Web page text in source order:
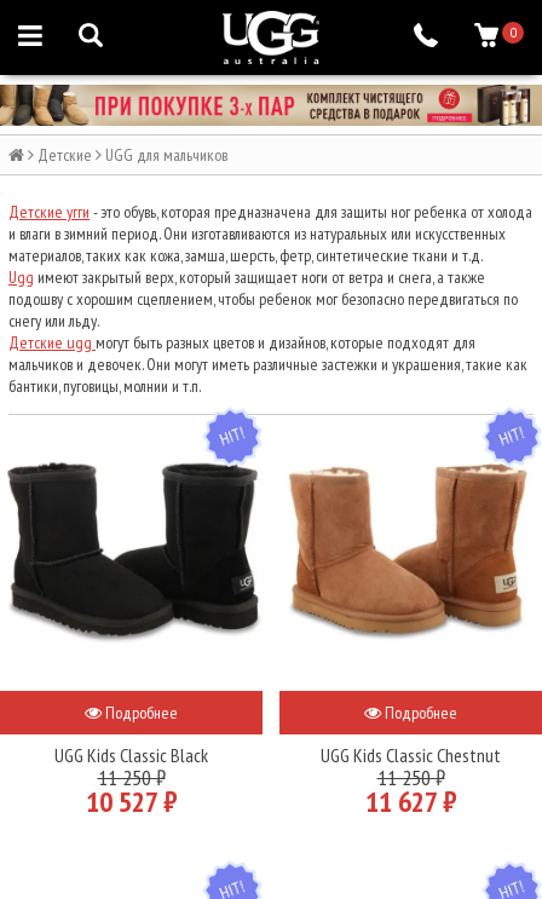
0
Детские UGG для мальчиков
Детские угги - это обувь, которая предназначена для защиты ног ребенка от холода
и влаги в зимний период. Они изготавливаются из натуральных или искусственных
материалов, таких как кожа, замша, шерсть, фетр, синтетические ткани и т.д.
Ugg имеют закрытый верх, который защищает ноги от ветра и снега, а также
подошву с хорошим сцеплением, чтобы ребенок мог безопасно передвигаться по
снегу или льду.
Детские ugg могут быть разных цветов и дизайнов, которые подходят для
мальчиков и девочек. Они могут иметь различные застежки и украшения, такие как
бантики, пуговицы, молнии и т.п.
HIT
Подробнее
UGG Kids Classic Black
11 250 ₽
10 527 ₽
HIT
Подробнее
UGG Kids Classic Chestnut
11 250 ₽
11 627 ₽
HIT HIT